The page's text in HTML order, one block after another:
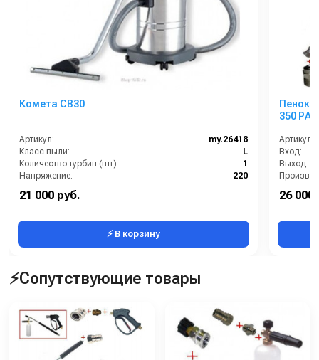
Комета CB30
Артикул:
my.26418
Класс пыли:
L
Количество турбин (шт):
1
Напряжение:
220
HEPA фильтр в комплекте:
21 000 руб.
⚡ В корзину
350 РА;
Артикул:
Вход:
Выход:
Размер
26 000
⚡Сопутствующие товары